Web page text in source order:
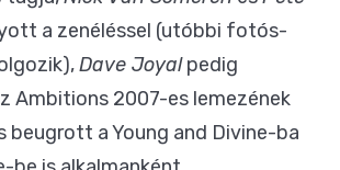
a zenéléssel (utóbbi fotós-
Dave Joyalpedig
Ambitions 2007-es lemezének
beugrott a Young and Divine-ba